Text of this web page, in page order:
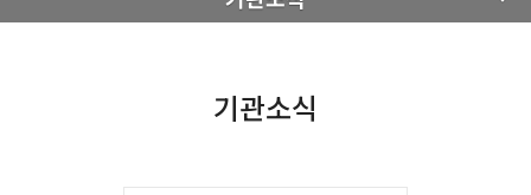
기관소식